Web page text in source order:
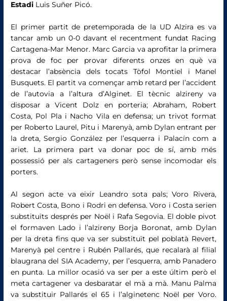
Estadi Luis Suñer Picó.
El primer partit de pretemporada de la UD Alzira es va
tancar amb un 0-0 davant el recentment fundat Racing
Cartagena-Mar Menor. Marc Garcia va aprofitar la primera
prova de foc per provar diferents onzes en què va
destacar l’absència dels tocats Tòfol Montiel i Manel
Busquets. El partit va començar amb retard per l’accident
de l’autovia a l’altura d’Alginet. El tècnic alzireny va
disposar a Vicent Dolz en porteria; Abraham, Robert
Costa, Pol Pla i Nacho Vila en defensa; un trivot format
per Roberto Laurel, Pitu i Marenyà, amb Dylan entrant per
la dreta, Sergio González per l’esquerra i Palacín com a
ariet. La primera part va donar poc de sí, amb més
possessió per als cartageners però sense incomodar els
porters.
Al segon acte va eixir Leandro sota pals; Voro Rivera,
Robert Costa, Bono i Rodri en defensa. Voro i Costa serien
substituïts després per Noël i Rafa Segovia. El doble pivot
el formaven Lado i l’alzireny Borja Boronat, amb Dylan
per la dreta fins que va ser substituït pel poblatà Revert,
Marenyà pel centre i Rubén Pallarés, que recalarà al filial
blaugrana del SIA Academy, per l’esquerra, amb Panadero
en punta. La millor ocasió va ser per a este últim però el
meta cartagener va desbaratar el mà a mà. Manu Palma
va substituir Pallarés el 65 i l’alginetenc Noël per Voro.